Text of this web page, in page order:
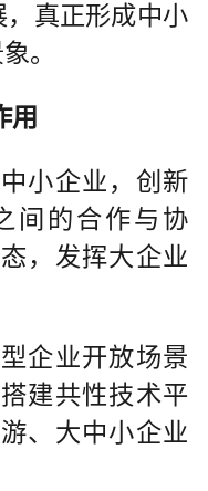
，真正形成中小
。
小企业，创新
间的合作与协
，发挥大企业
企业开放场景
建共性技术平
、大中小企业